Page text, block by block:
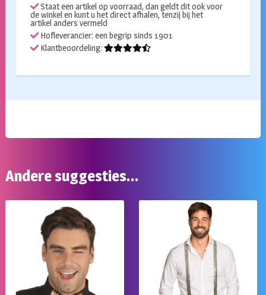
Staat een artikel op voorraad, dan geldt dit ook voor
de winkel en kunt u het direct afhalen, tenzij bij het
artikel anders vermeld
Hofleverancier: een begrip sinds 1901
Klantbeoordeling:
Andere suggesties…